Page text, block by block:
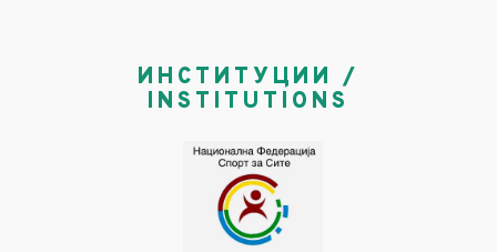
ИНСТИТУЦИИ /
INSTITUTIONS